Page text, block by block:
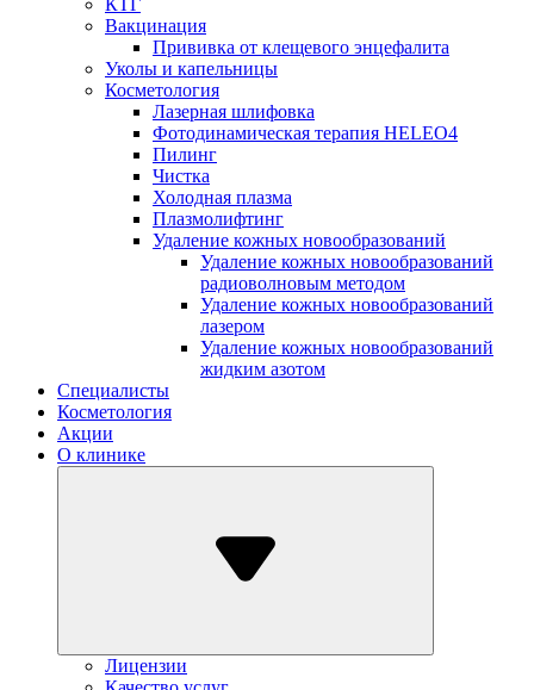
КТГ
Вакцинация
Прививка от клещевого энцефалита
Уколы и капельницы
Косметология
Лазерная шлифовка
Фотодинамическая терапия HELEO4
Пилинг
Чистка
Холодная плазма
Плазмолифтинг
Удаление кожных новообразований
Удаление кожных новообразований
радиоволновым методом
Удаление кожных новообразований
лазером
Удаление кожных новообразований
жидким азотом
Специалисты
Косметология
Акции
О клинике
Лицензии